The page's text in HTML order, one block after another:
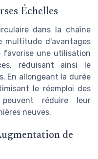
Échelles
dans la chaîne
multitude d'avantages
favorise une utilisation
réduisant ainsi le
En allongeant la durée
le réemploi des
réduire leur
neuves.
de